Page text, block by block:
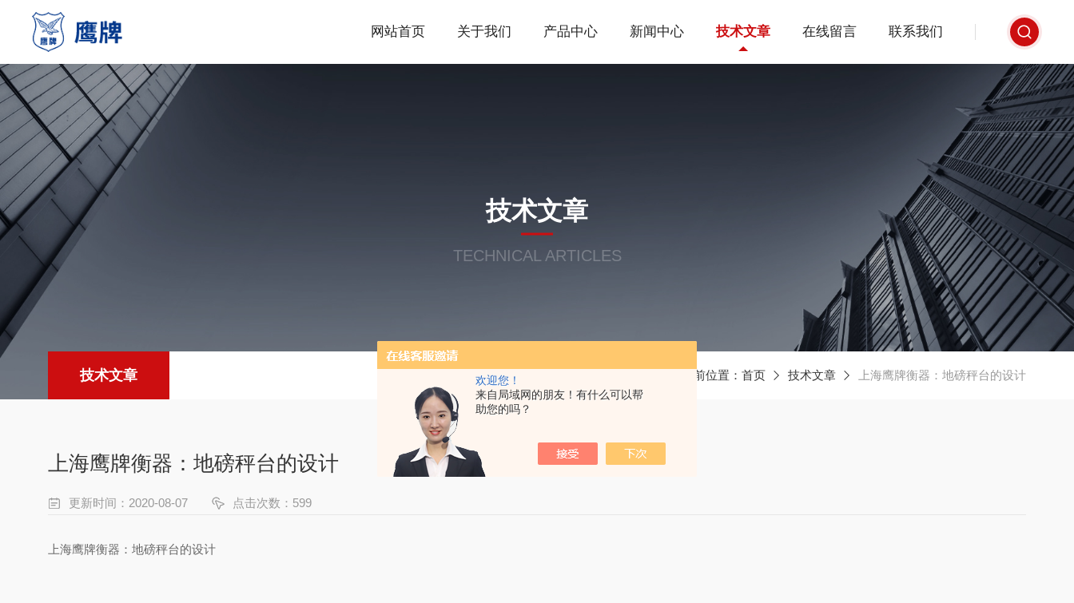
欢迎您！
来自局域网的朋友！有什么可以帮
助您的吗？
网站首页 关于我们 产品中心 新闻中心 技术文章 在线留言 联系我们
技术文章
TECHNICAL ARTICLES
技术文章 当前位置： 首页 技术文章 上海鹰牌衡器：地磅秤台的设计
上海鹰牌衡器：地磅秤台的设计
更新时间：2020-08-07 点击次数：599
上海鹰牌衡器：地磅秤台的设计